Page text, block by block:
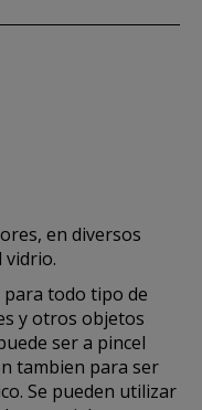
en diversos
vidrio.
para todo tipo de
y otros objetos
ser a pincel
tambien para ser
Se pueden utilizar